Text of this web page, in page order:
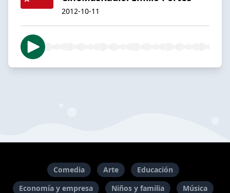
2012-10-11
Comedia Arte
Educación
Economía y empresa
Niños y familia Música